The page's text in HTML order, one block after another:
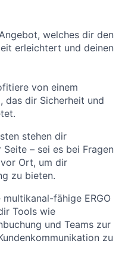
welches dir den
erleichtert und deinen
von einem
das dir Sicherheit und
stehen dir
– sei es bei Fragen
Ort, um dir
zu bieten.
multikanal-fähige ERGO
Tools wie
und Teams zur
zu